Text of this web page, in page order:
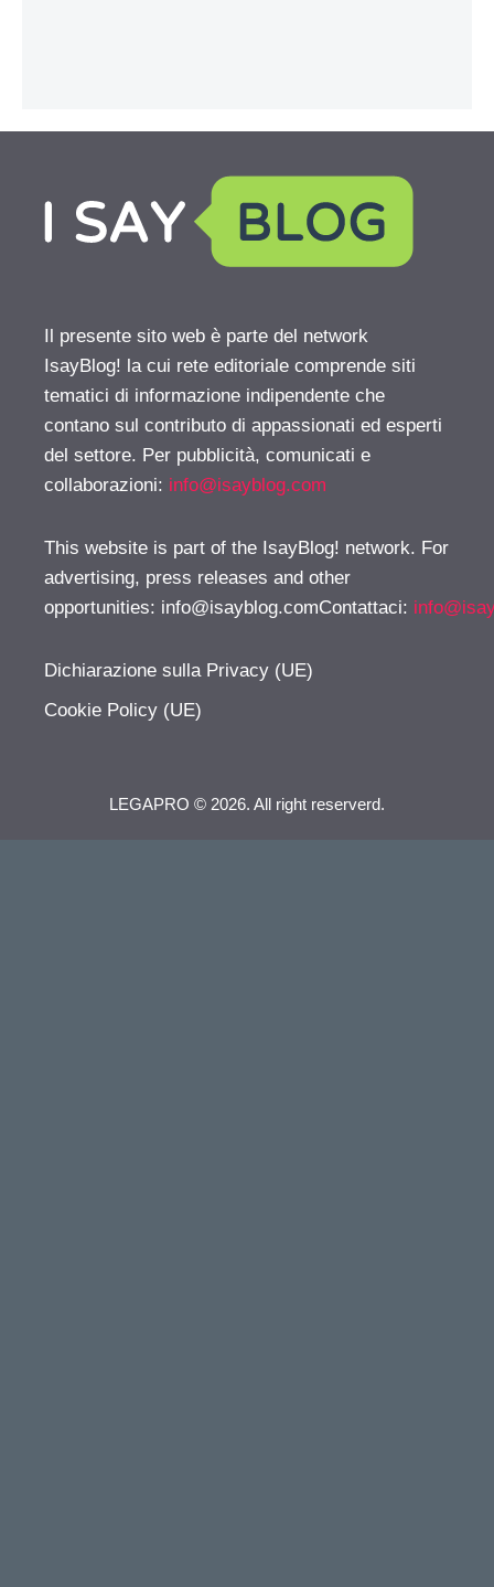
Il presente sito web è parte del network
IsayBlog! la cui rete editoriale comprende siti
tematici di informazione indipendente che
contano sul contributo di appassionati ed esperti
del settore. Per pubblicità, comunicati e
collaborazioni: info@isayblog.com
This website is part of the IsayBlog! network. For
advertising, press releases and other
opportunities: info@isayblog.comContattaci:
Dichiarazione sulla Privacy (UE)
Cookie Policy (UE)
LEGAPRO © 2026. All right reserverd.